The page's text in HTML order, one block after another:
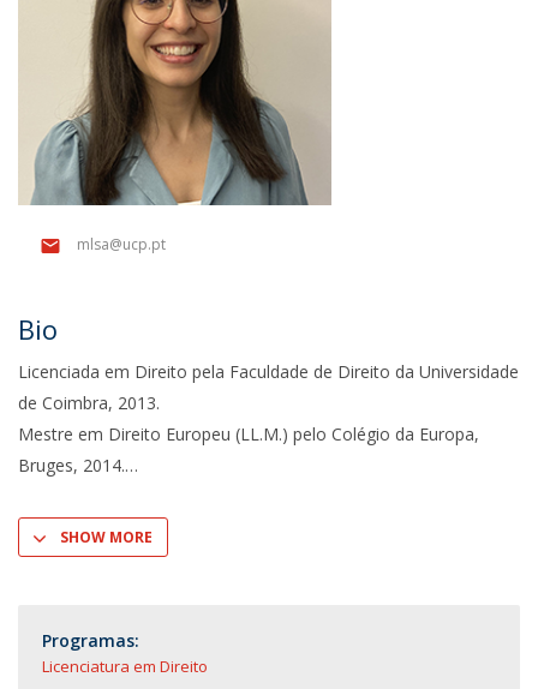
mlsa@ucp.pt
Bio
Licenciada em Direito pela Faculdade de Direito da Universidade
de Coimbra, 2013.
Mestre em Direito Europeu (LL.M.) pelo Colégio da Europa,
Bruges, 2014.
SHOW MORE
Programas:
Licenciatura em Direito